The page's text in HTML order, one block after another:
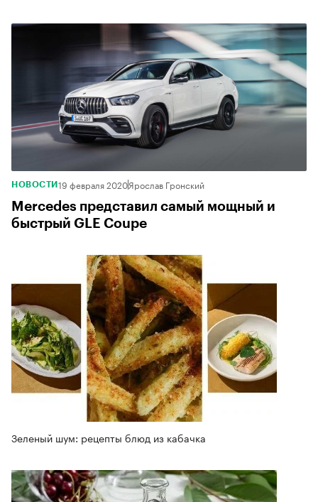
НОВОСТИ 19 февраля 2020Ярослав Гронский
Mercedes представил самый мощный и
быстрый GLE Coupe
Зеленый шум: рецепты блюд из кабачка